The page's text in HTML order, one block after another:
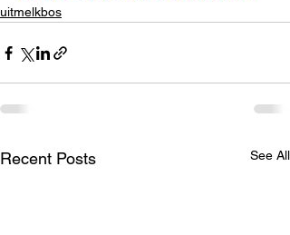
uitmelkbos
Recent Posts See All